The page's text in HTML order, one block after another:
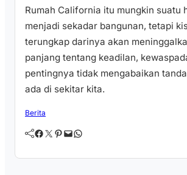
Rumah California itu mungkin suatu
menjadi sekadar bangunan, tetapi
terungkap darinya akan
panjang tentang keadilan,
pentingnya tidak mengabaikan
ada di sekitar kita.
Berita
Facebook Twitter Pinterest Mail WhatsApp